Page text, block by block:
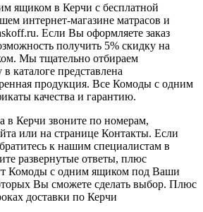
ящиком в Керчи с бесплатной
интернет-магазине матрасов и
Если Вы оформляете заказ
получить 5% скидку на
. Мы тщательно отбираем
каталоге представлена
продукция. Все Комоды с одним
качества и гарантию.
в Керчи звоните по номерам,
или на странице Контакты. Если
к нашим специалистам в
развернутые ответы, плюс
Комоды с одним ящиком под Ваши
Вы сможете сделать выбор. Плюс
доставки по Керчи